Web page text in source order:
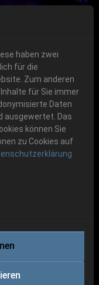
Next
haben zwei
für die
Zum anderen
für Sie immer
Daten
ausgewertet. Das
können Sie
zu Cookies auf